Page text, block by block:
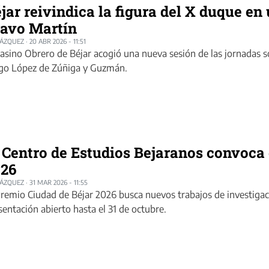
reivindica la figura del X duque
Martín
· 20 ABR 2026 - 11:51
Obrero de Béjar acogió una nueva sesión de las jornadas
López de Zúñiga y Guzmán.
de Estudios Bejaranos
· 31 MAR 2026 - 11:55
Ciudad de Béjar 2026 busca nuevos trabajos de
abierto hasta el 31 de octubre.